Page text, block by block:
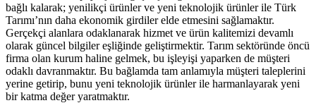
bağlı kalarak; yenilikçi ürünler ve yeni teknolojik ürünler ile Türk
Tarımı’nın daha ekonomik girdiler elde etmesini sağlamaktır.
Gerçekçi alanlara odaklanarak hizmet ve ürün kalitemizi devamlı
olarak güncel bilgiler eşliğinde geliştirmektir. Tarım sektöründe öncü
firma olan kurum haline gelmek, bu işleyişi yaparken de müşteri
odaklı davranmaktır. Bu bağlamda tam anlamıyla müşteri taleplerini
yerine getirip, bunu yeni teknolojik ürünler ile harmanlayarak yeni
bir katma değer yaratmaktır.